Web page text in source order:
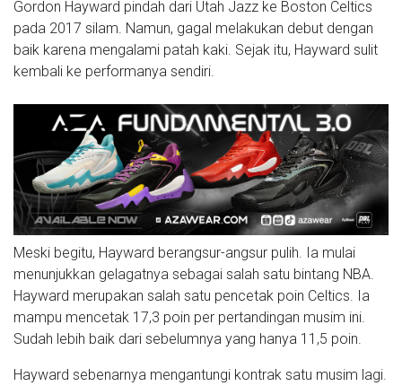
Gordon Hayward pindah dari Utah Jazz ke Boston Celtics
pada 2017 silam. Namun, gagal melakukan debut dengan
baik karena mengalami patah kaki. Sejak itu, Hayward sulit
kembali ke performanya sendiri.
Meski begitu, Hayward berangsur-angsur pulih. Ia mulai
menunjukkan gelagatnya sebagai salah satu bintang NBA.
Hayward merupakan salah satu pencetak poin Celtics. Ia
mampu mencetak 17,3 poin per pertandingan musim ini.
Sudah lebih baik dari sebelumnya yang hanya 11,5 poin.
Hayward sebenarnya mengantungi kontrak satu musim lagi.